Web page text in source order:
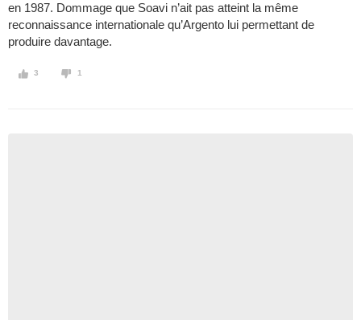
en 1987. Dommage que Soavi n’ait pas atteint la même
reconnaissance internationale qu’Argento lui permettant de
produire davantage.
3 1